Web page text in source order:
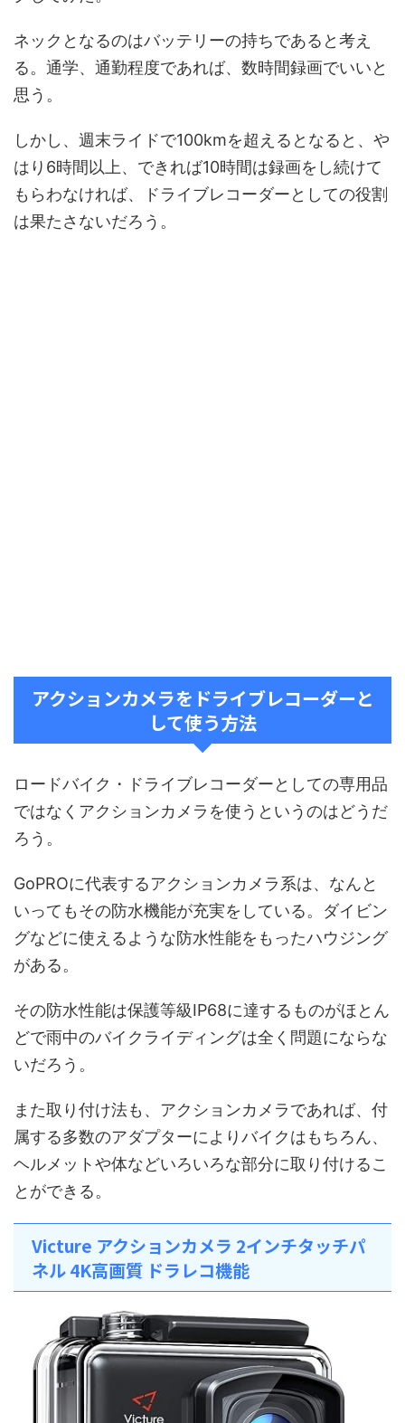
ネックとなるのはバッテリーの持ちであると考え
る。通学、通勤程度であれば、数時間録画でいいと
思う。
しかし、週末ライドで100kmを超えるとなると、や
はり6時間以上、できれば10時間は録画をし続けて
もらわなければ、ドライブレコーダーとしての役割
は果たさないだろう。
アクションカメラをドライブレコーダーと
して使う方法
ロードバイク・ドライブレコーダーとしての専用品
ではなくアクションカメラを使うというのはどうだ
ろう。
GoPROに代表するアクションカメラ系は、なんと
いってもその防水機能が充実をしている。ダイビン
グなどに使えるような防水性能をもったハウジング
がある。
その防水性能は保護等級IP68に達するものがほとん
どで雨中のバイクライディングは全く問題にならな
いだろう。
また取り付け法も、アクションカメラであれば、付
属する多数のアダプターによりバイクはもちろん、
ヘルメットや体などいろいろな部分に取り付けるこ
とができる。
Victure アクションカメラ 2インチタッチパ
ネル 4K高画質 ドラレコ機能